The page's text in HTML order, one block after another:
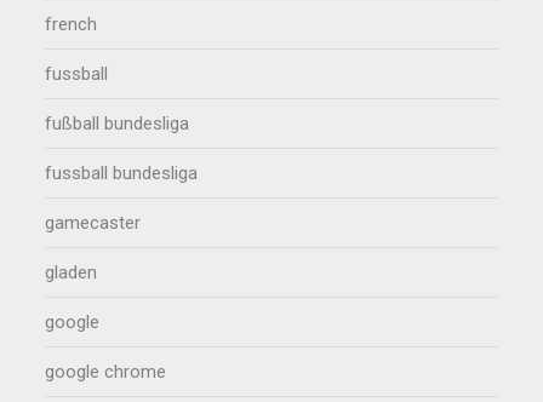
french
fussball
fußball bundesliga
fussball bundesliga
gamecaster
gladen
google
google chrome